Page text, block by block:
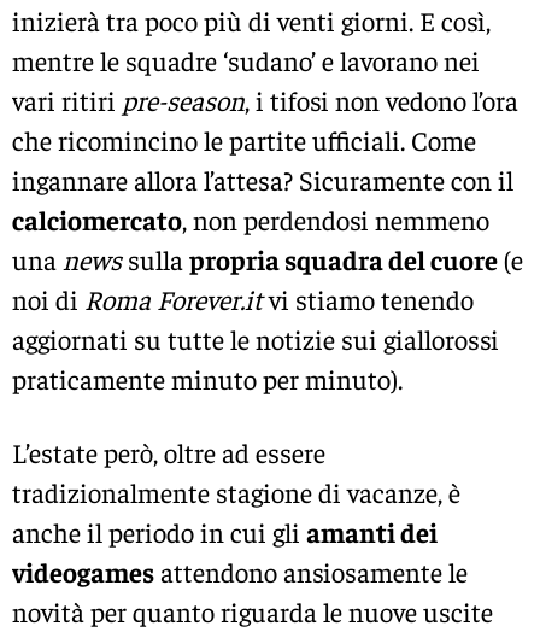
inizierà tra poco più di venti giorni. E così,
mentre le squadre ‘sudano’ e lavorano nei
vari ritiri pre-season, i tifosi non vedono l’ora
che ricomincino le partite ufficiali. Come
ingannare allora l’attesa? Sicuramente con il
calciomercato, non perdendosi nemmeno
una newssulla propria squadra del cuore(e
noi di Roma Forever.itvi stiamo tenendo
aggiornati su tutte le notizie sui giallorossi
praticamente minuto per minuto).
L’estate però, oltre ad essere
tradizionalmente stagione di vacanze, è
anche il periodo in cui gli amanti dei
videogamesattendono ansiosamente le
novità per quanto riguarda le nuove uscite